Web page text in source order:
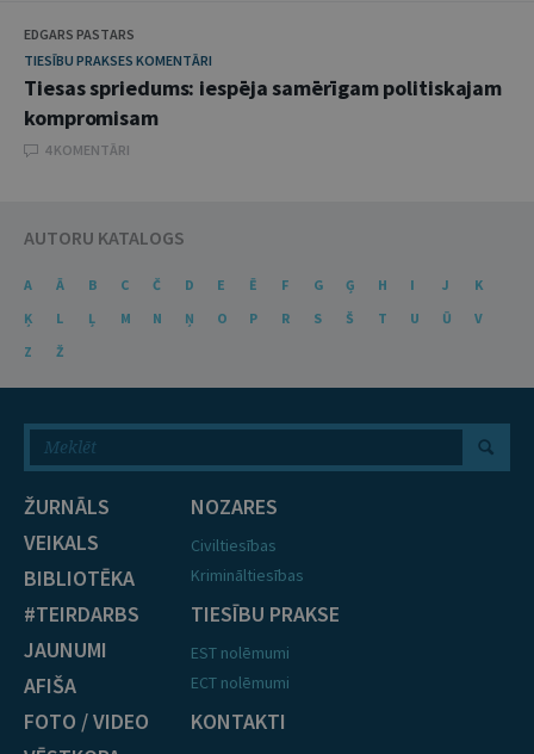
EDGARS PASTARS
TIESĪBU PRAKSES KOMENTĀRI
Tiesas spriedums: iespēja samērīgam politiskajam
kompromisam
4 KOMENTĀRI
AUTORU KATALOGS
A Ā B C Č D E Ē F G Ģ H I J
K
Ķ
L Ļ M N Ņ O P R S Š T U Ū
V
Z
Ž
ŽURNĀLS
VEIKALS
BIBLIOTĒKA
#TEIRDARBS
JAUNUMI
AFIŠA
FOTO / VIDEO
NOZARES
Civiltiesības
Krimināltiesības
TIESĪBU PRAKSE
EST nolēmumi
ECT nolēmumi
KONTAKTI